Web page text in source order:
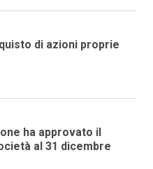
di azioni proprie
ha approvato il
al 31 dicembre